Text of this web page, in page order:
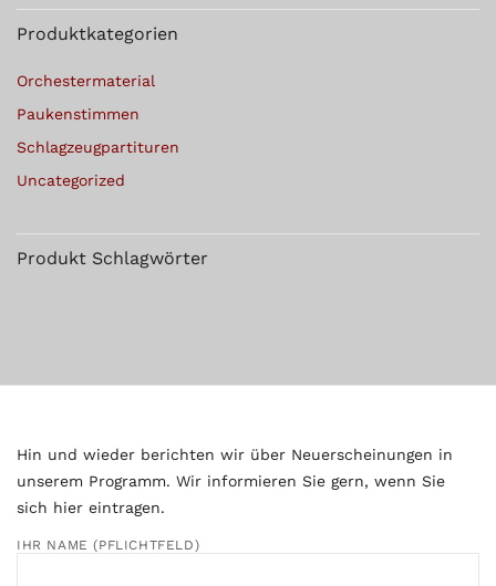
Produktkategorien
Orchestermaterial
Paukenstimmen
Schlagzeugpartituren
Uncategorized
Produkt Schlagwörter
Hin und wieder berichten wir über Neuerscheinungen in
unserem Programm. Wir informieren Sie gern, wenn Sie
sich hier eintragen.
IHR NAME (PFLICHTFELD)